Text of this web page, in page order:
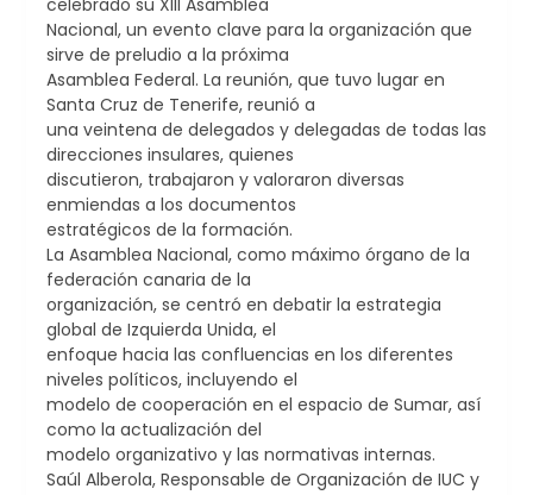
celebrado su XIII Asamblea
Nacional, un evento clave para la organización que
sirve de preludio a la próxima
Asamblea Federal. La reunión, que tuvo lugar en
Santa Cruz de Tenerife, reunió a
una veintena de delegados y delegadas de todas las
direcciones insulares, quienes
discutieron, trabajaron y valoraron diversas
enmiendas a los documentos
estratégicos de la formación.
La Asamblea Nacional, como máximo órgano de la
federación canaria de la
organización, se centró en debatir la estrategia
global de Izquierda Unida, el
enfoque hacia las confluencias en los diferentes
niveles políticos, incluyendo el
modelo de cooperación en el espacio de Sumar, así
como la actualización del
modelo organizativo y las normativas internas.
Saúl Alberola, Responsable de Organización de IUC y